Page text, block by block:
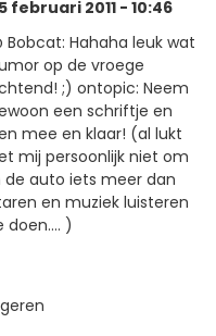
februari 2011 - 10:46
Bobcat: Hahaha leuk wat
op de vroege
;) ontopic: Neem
een schriftje en
mee en klaar! (al lukt
mij persoonlijk niet om
de auto iets meer dan
en muziek luisteren
doen.... )